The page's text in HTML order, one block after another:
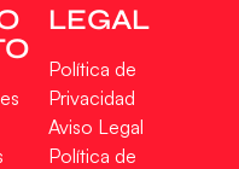
LEGAL
Política de
Privacidad
Aviso Legal
Política de